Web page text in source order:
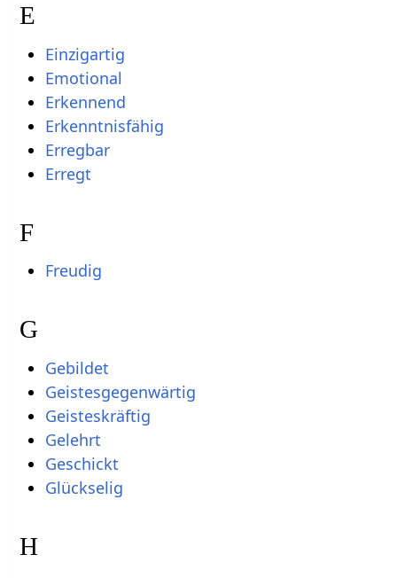
E
Einzigartig
Emotional
Erkennend
Erkenntnisfähig
Erregbar
Erregt
F
Freudig
G
Gebildet
Geistesgegenwärtig
Geisteskräftig
Gelehrt
Geschickt
Glückselig
H